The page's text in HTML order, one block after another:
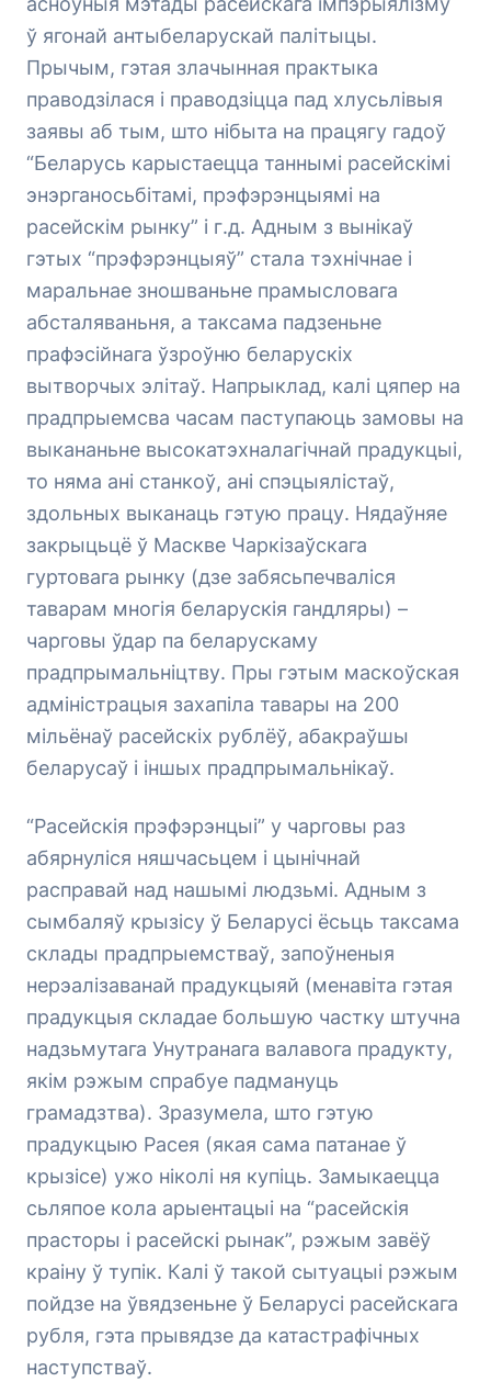
ў ягонай антыбеларускай палітыцы.
Прычым, гэтая злачынная практыка
праводзілася і праводзіцца пад хлусьлівыя
заявы аб тым, што нібыта на працягу гадоў
“Беларусь карыстаецца таннымі расейскімі
энэрганосьбітамі, прэфэрэнцыямі на
расейскім рынку” і г.д. Адным з вынікаў
гэтых “прэфэрэнцыяў” стала тэхнічнае і
маральнае зношваньне прамысловага
абсталяваньня, а таксама падзеньне
прафэсійнага ўзроўню беларускіх
вытворчых элітаў. Напрыклад, калі цяпер на
прадпрыемсва часам паступаюць замовы на
выкананьне высокатэхналагічнай прадукцыі,
то няма ані станкоў, ані спэцыялістаў,
здольных выканаць гэтую працу. Нядаўняе
закрыцьцё ў Маскве Чаркізаўскага
гуртовага рынку (дзе забясьпечваліся
таварам многія беларускія гандляры) –
чарговы ўдар па беларускаму
прадпрымальніцтву. Пры гэтым маскоўская
адміністрацыя захапіла тавары на 200
мільёнаў расейскіх рублёў, абакраўшы
беларусаў і іншых прадпрымальнікаў.
“Расейскія прэфэрэнцыі” у чарговы раз
абярнуліся няшчасьцем і цынічнай
расправай над нашымі людзьмі. Адным з
сымбаляў крызісу ў Беларусі ёсьць таксама
склады прадпрыемстваў, запоўненыя
нерэалізаванай прадукцыяй (менавіта гэтая
прадукцыя складае большую частку штучна
надзьмутага Унутранага валавога прадукту,
якім рэжым спрабуе падмануць
грамадзтва). Зразумела, што гэтую
прадукцыю Расея (якая сама патанае ў
крызісе) ужо ніколі ня купіць. Замыкаецца
сьляпое кола арыентацыі на “расейскія
прасторы і расейскі рынак”, рэжым завёў
краіну ў тупік. Калі ў такой сытуацыі рэжым
пойдзе на ўвядзеньне ў Беларусі расейскага
рубля, гэта прывядзе да катастрафічных
наступстваў.